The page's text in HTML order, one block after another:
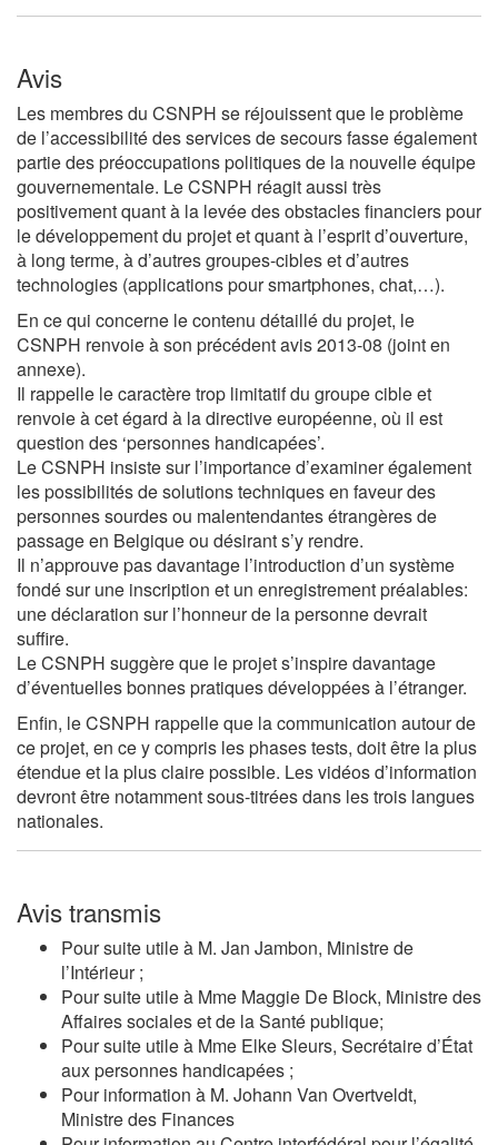
Avis
Les membres du CSNPH se réjouissent que le problème
de l’accessibilité des services de secours fasse également
partie des préoccupations politiques de la nouvelle équipe
gouvernementale. Le CSNPH réagit aussi très
positivement quant à la levée des obstacles financiers pour
le développement du projet et quant à l’esprit d’ouverture,
à long terme, à d’autres groupes-cibles et d’autres
technologies (applications pour smartphones, chat,…).
En ce qui concerne le contenu détaillé du projet, le
CSNPH renvoie à son précédent avis 2013-08 (joint en
annexe).
Il rappelle le caractère trop limitatif du groupe cible et
renvoie à cet égard à la directive européenne, où il est
question des ‘personnes handicapées’.
Le CSNPH insiste sur l’importance d’examiner également
les possibilités de solutions techniques en faveur des
personnes sourdes ou malentendantes étrangères de
passage en Belgique ou désirant s’y rendre.
Il n’approuve pas davantage l’introduction d’un système
fondé sur une inscription et un enregistrement préalables:
une déclaration sur l’honneur de la personne devrait
suffire.
Le CSNPH suggère que le projet s’inspire davantage
d’éventuelles bonnes pratiques développées à l’étranger.
Enfin, le CSNPH rappelle que la communication autour de
ce projet, en ce y compris les phases tests, doit être la plus
étendue et la plus claire possible. Les vidéos d’information
devront être notamment sous-titrées dans les trois langues
nationales.
Avis transmis
Pour suite utile à M. Jan Jambon, Ministre de
l’Intérieur ;
Pour suite utile à Mme Maggie De Block, Ministre des
Affaires sociales et de la Santé publique;
Pour suite utile à Mme Elke Sleurs, Secrétaire d’État
aux personnes handicapées ;
Pour information à M. Johann Van Overtveldt,
Ministre des Finances